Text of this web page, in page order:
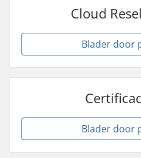
Cloud
Blader door
Blader door